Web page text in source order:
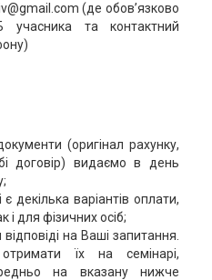
(де обов’язково
учасника та контактний
(оригінал рахунку,
договір) видаємо в день
декілька варіантів оплати,
для фізичних осіб;
на Ваші запитання.
їх на семінарі,
на вказану нижче